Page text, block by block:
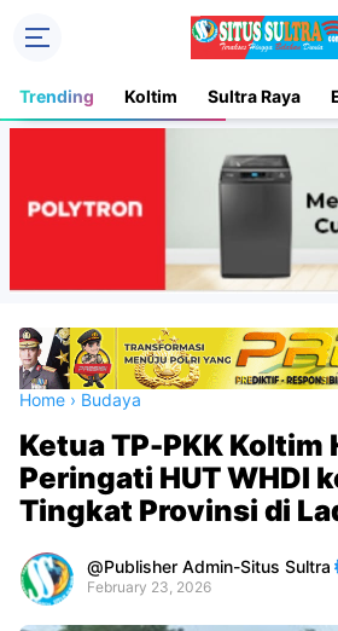
Trending Koltim Sultra Raya
Home › Budaya
Ketua TP-PKK Koltim
Peringati HUT WHDI
Tingkat Provinsi di
Publisher Admin-Situs Sultra
February 23, 2026